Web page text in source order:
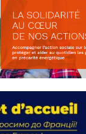
2023